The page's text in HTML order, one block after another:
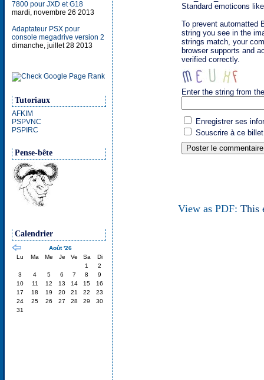
7800 pour JXD et G18
mardi, novembre 26 2013
Adaptateur PSX pour
console megadrive version 2
dimanche, juillet 28 2013
Tutoriaux
AFKIM
PSPVNC
PSPIRC
Pense-bête
Calendrier
Août '26
Lu
Ma Me Je Ve Sa
Di
1
2
3
4 5 6 7 8
9
10
11 12 13 14 15
16
17
18 19 20 21 22
23
24
25 26 27 28 29
30
31
Standard emoticons
To prevent automatted
string you see in the
strings match, your
browser supports and
verified correctly.
Enter the string from
Enregistrer ses
Souscrire à ce billet
View as PDF: This